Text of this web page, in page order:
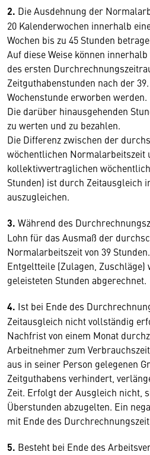
2. Die Ausdehnung der
20 Kalenderwochen innerhalb
Wochen bis zu 45 Stunden
Auf diese Weise können
des ersten
Zeitguthabenstunden nach der
Wochenstunde erworben werden.
Die darüber hinausgehenden
zu werten und zu bezahlen.
Die Differenz zwischen der
wöchentlichen Normalarbeitszeit
kollektivvertraglichen
Stunden) ist durch Zeitausgleich
auszugleichen.
3. Während des
Lohn für das Ausmaß der
Normalarbeitszeit von 39
Entgeltteile (Zulagen, Zuschläge)
geleisteten Stunden abgerechnet.
4. Ist bei Ende des
Zeitausgleich nicht vollständig
Nachfrist von einem Monat
Arbeitnehmer zum
aus in seiner Person gelegenen
Zeitguthabens verhindert,
Zeit. Erfolgt der Ausgleich nicht,
Überstunden abzugelten. Ein
mit Ende des
5. Besteht bei Ende des